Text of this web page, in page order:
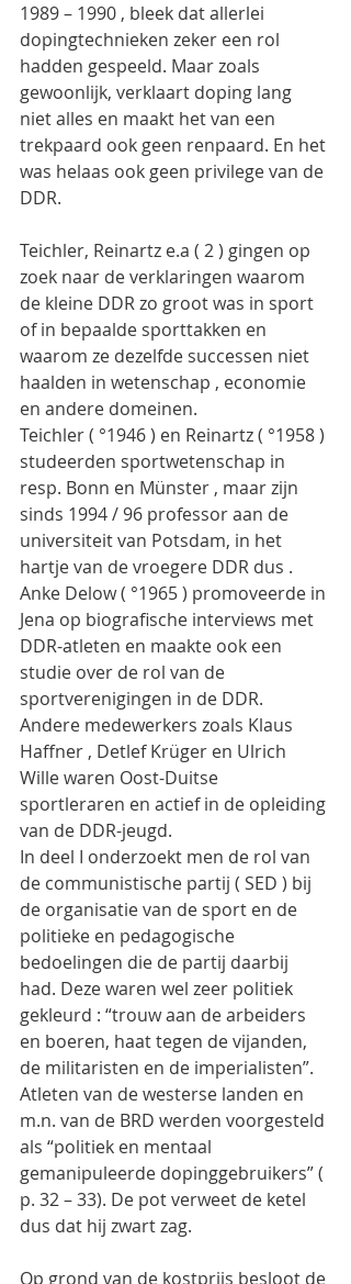
1989 – 1990 , bleek dat allerlei
dopingtechnieken zeker een rol
hadden gespeeld. Maar zoals
gewoonlijk, verklaart doping lang
niet alles en maakt het van een
trekpaard ook geen renpaard. En het
was helaas ook geen privilege van de
DDR.
Teichler, Reinartz e.a ( 2 ) gingen op
zoek naar de verklaringen waarom
de kleine DDR zo groot was in sport
of in bepaalde sporttakken en
waarom ze dezelfde successen niet
haalden in wetenschap , economie
en andere domeinen.
Teichler ( °1946 ) en Reinartz ( °1958 )
studeerden sportwetenschap in
resp. Bonn en Münster , maar zijn
sinds 1994 / 96 professor aan de
universiteit van Potsdam, in het
hartje van de vroegere DDR dus .
Anke Delow ( °1965 ) promoveerde in
Jena op biografische interviews met
DDR-atleten en maakte ook een
studie over de rol van de
sportverenigingen in de DDR.
Andere medewerkers zoals Klaus
Haffner , Detlef Krüger en Ulrich
Wille waren Oost-Duitse
sportleraren en actief in de opleiding
van de DDR-jeugd.
In deel I onderzoekt men de rol van
de communistische partij ( SED ) bij
de organisatie van de sport en de
politieke en pedagogische
bedoelingen die de partij daarbij
had. Deze waren wel zeer politiek
gekleurd : “trouw aan de arbeiders
en boeren, haat tegen de vijanden,
de militaristen en de imperialisten”.
Atleten van de westerse landen en
m.n. van de BRD werden voorgesteld
als “politiek en mentaal
gemanipuleerde dopinggebruikers” (
p. 32 – 33). De pot verweet de ketel
dus dat hij zwart zag.
Op grond van de kostprijs besloot de